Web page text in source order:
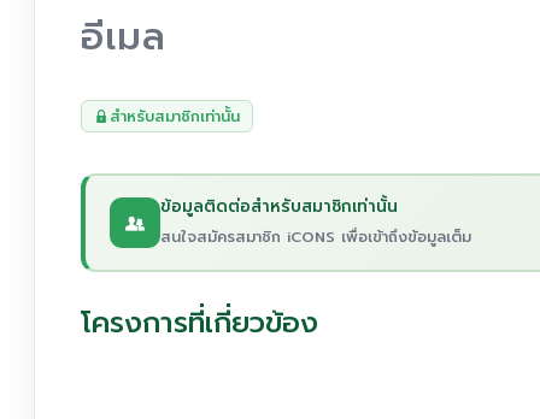
อีเมล
สำหรับสมาชิกเท่านั้น
ข้อมูลติดต่อสำหรับสมาชิกเท่านั้น
สนใจสมัครสมาชิก iCONS เพื่อเข้าถึงข้อมูลเต็ม
โครงการที่เกี่ยวข้อง